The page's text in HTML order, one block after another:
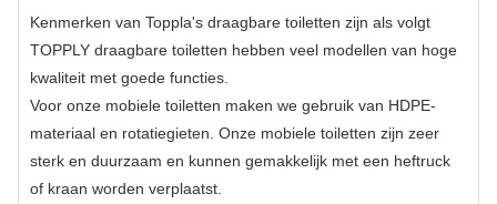
Kenmerken van Toppla's draagbare toiletten zijn als volgt
TOPPLY draagbare toiletten hebben veel modellen van hoge
kwaliteit met goede functies.
Voor onze mobiele toiletten maken we gebruik van HDPE-
materiaal en rotatiegieten. Onze mobiele toiletten zijn zeer
sterk en duurzaam en kunnen gemakkelijk met een heftruck
of kraan worden verplaatst.